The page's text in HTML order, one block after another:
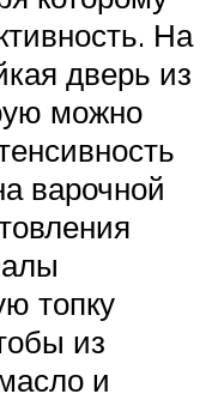
На
дверь из
можно
варочной
топку
из
и